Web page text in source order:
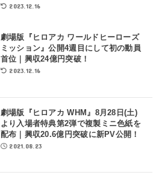
2023.12.16
劇場版『ヒロアカ ワールドヒーローズ
ミッション』公開4週目にして初の動員
首位｜興収24億円突破！
2023.12.16
劇場版『ヒロアカ WHM』8月28日(土)
より入場者特典第2弾で複製ミニ色紙を
配布｜興収20.6億円突破に新PV公開！
2021.08.23